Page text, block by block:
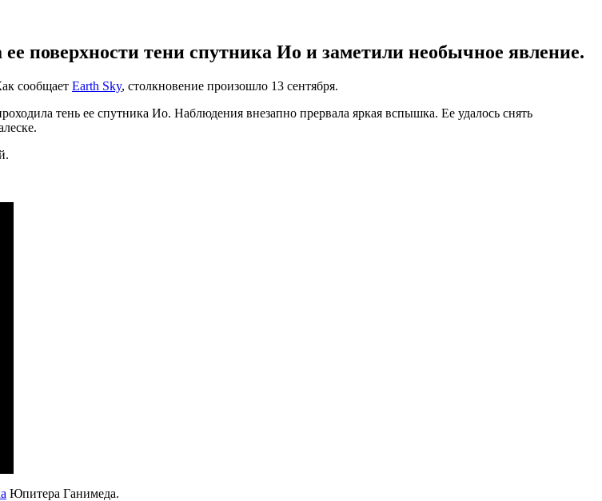
поверхности тени спутника Ио и заметили необычное явление.
сообщает Earth Sky, столкновение произошло 13 сентября.
тень ее спутника Ио. Наблюдения внезапно прервала яркая вспышка. Ее удалось снять
Юпитера Ганимеда.